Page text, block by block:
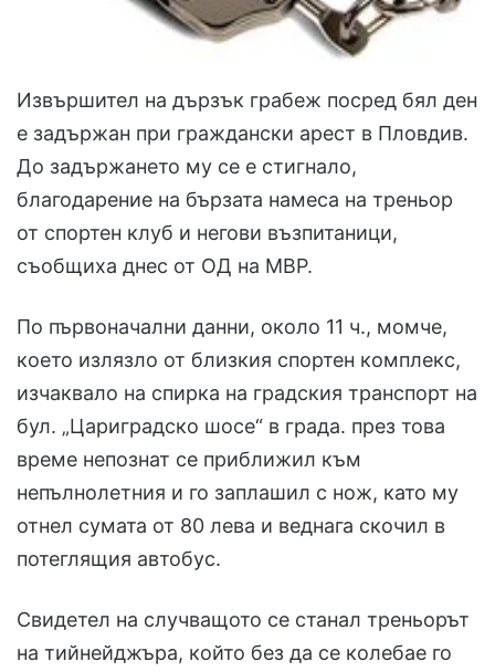
Извършител на дързък грабеж посред бял ден
е задържан при граждански арест в Пловдив.
До задържането му се е стигнало,
благодарение на бързата намеса на треньор
от спортен клуб и негови възпитаници,
съобщиха днес от ОД на МВР.
По първоначални данни, около 11 ч., момче,
което излязло от близкия спортен комплекс,
изчаквало на спирка на градския транспорт на
бул. „Цариградско шосе“ в града. през това
време непознат се приближил към
непълнолетния и го заплашил с нож, като му
отнел сумата от 80 лева и веднага скочил в
потеглящия автобус.
Свидетел на случващото се станал треньорът
на тийнейджъра, който без да се колебае го